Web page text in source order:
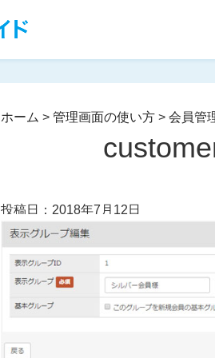
ホーム >管理画面の使い方 >会員管
投稿日：2018年7月12日